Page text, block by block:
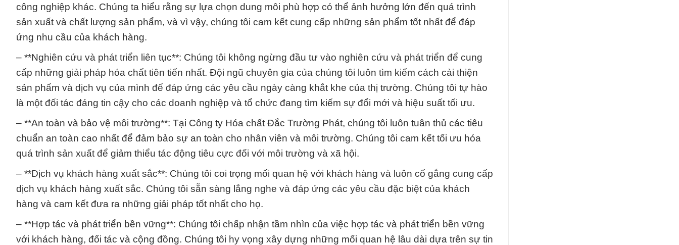
công nghiệp khác. Chúng ta hiểu rằng sự lựa chọn dung môi phù hợp có thể ảnh hưởng lớn đến quá trình
sản xuất và chất lượng sản phẩm, và vì vậy, chúng tôi cam kết cung cấp những sản phẩm tốt nhất để đáp
ứng nhu cầu của khách hàng.
– **Nghiên cứu và phát triển liên tục**: Chúng tôi không ngừng đầu tư vào nghiên cứu và phát triển để cung
cấp những giải pháp hóa chất tiên tiến nhất. Đội ngũ chuyên gia của chúng tôi luôn tìm kiếm cách cải thiện
sản phẩm và dịch vụ của mình để đáp ứng các yêu cầu ngày càng khắt khe của thị trường. Chúng tôi tự hào
là một đối tác đáng tin cậy cho các doanh nghiệp và tổ chức đang tìm kiếm sự đổi mới và hiệu suất tối ưu.
– **An toàn và bảo vệ môi trường**: Tại Công ty Hóa chất Đắc Trường Phát, chúng tôi luôn tuân thủ các tiêu
chuẩn an toàn cao nhất để đảm bảo sự an toàn cho nhân viên và môi trường. Chúng tôi cam kết tối ưu hóa
quá trình sản xuất để giảm thiểu tác động tiêu cực đối với môi trường và xã hội.
– **Dịch vụ khách hàng xuất sắc**: Chúng tôi coi trọng mối quan hệ với khách hàng và luôn cố gắng cung cấp
dịch vụ khách hàng xuất sắc. Chúng tôi sẵn sàng lắng nghe và đáp ứng các yêu cầu đặc biệt của khách
hàng và cam kết đưa ra những giải pháp tốt nhất cho họ.
– **Hợp tác và phát triển bền vững**: Chúng tôi chấp nhận tầm nhìn của việc hợp tác và phát triển bền vững
với khách hàng, đối tác và cộng đồng. Chúng tôi hy vọng xây dựng những mối quan hệ lâu dài dựa trên sự tin